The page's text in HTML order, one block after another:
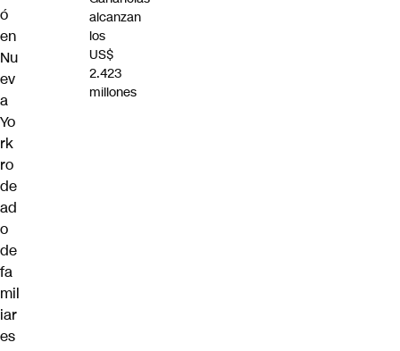
ó
en
Nu
ev
a
Yo
rk
ro
de
ad
o
de
fa
mil
iar
es
alcanzan
los
US$
2.423
millones